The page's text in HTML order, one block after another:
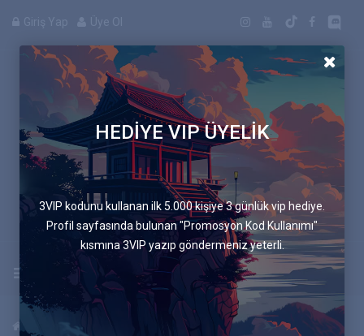
Giriş Yap Üye Ol
Manga
Uygulamayı İndir
Anasayfa Mavi Sandalye
HEDİYE VIP ÜYELİK
3VIP kodunu kullanan ilk 5.000 kişiye 3 günlük vip hediye.
Profil sayfasında bulunan "Promosyon Kod Kullanımı"
kısmına 3VIP yazıp göndermeniz yeterli.